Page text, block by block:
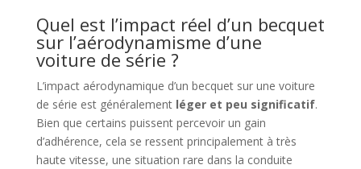
Quel est l’impact réel d’un becquet
sur l’aérodynamisme d’une
voiture de série ?
L’impact aérodynamique d’un becquet sur une voiture
de série est généralement léger et peu significatif.
Bien que certains puissent percevoir un gain
d’adhérence, cela se ressent principalement à très
haute vitesse, une situation rare dans la conduite